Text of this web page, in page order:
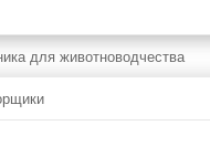
для животноводчества